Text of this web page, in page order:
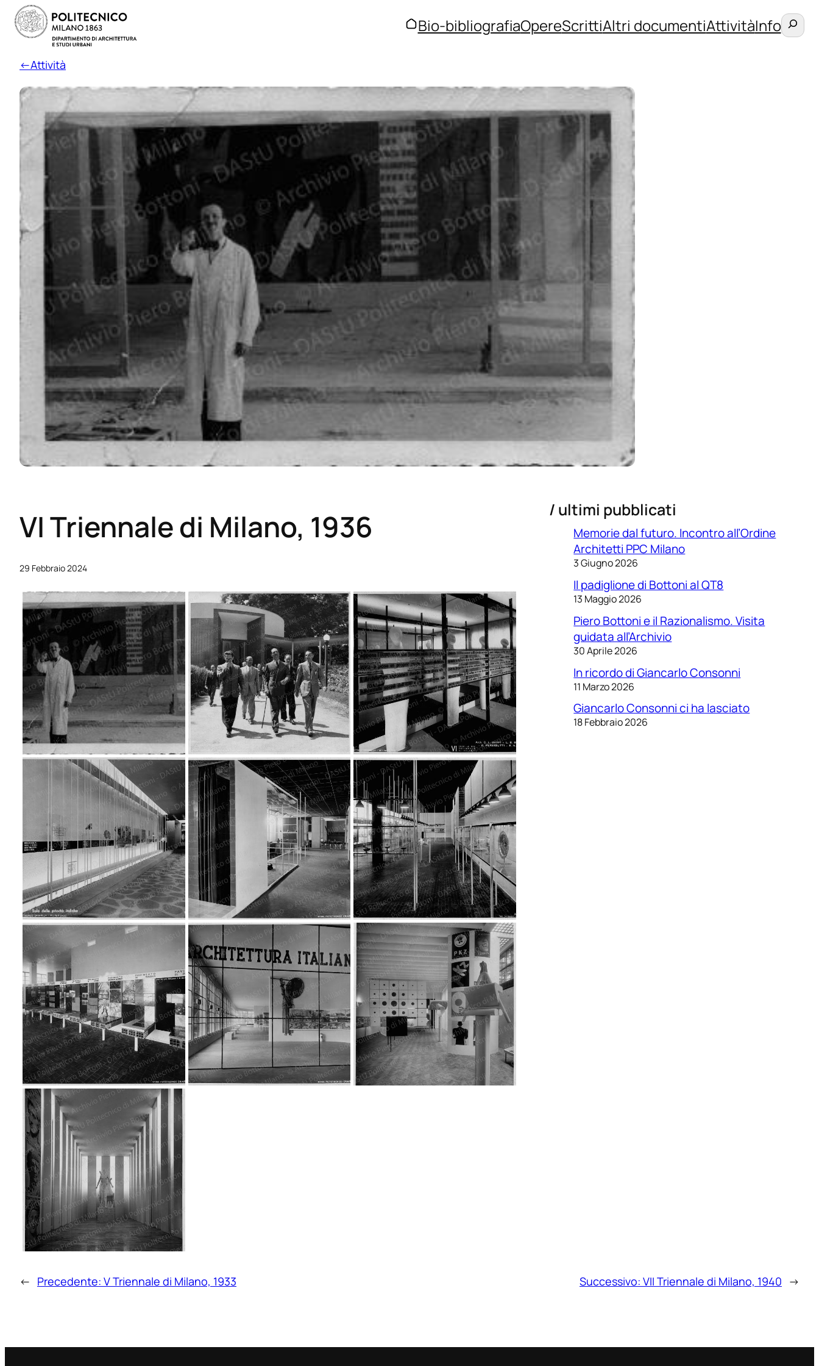
Bio-bibliografiaOpereScrittiAltri documentiAttivitàInfoCerca
←Attività
VI Triennale di Milano, 1936
29 Febbraio 2024
/ ultimi pubblicati
Memorie dal futuro. Incontro all’Ordine
Architetti PPC Milano
3 Giugno 2026
Il padiglione di Bottoni al QT8
13 Maggio 2026
Piero Bottoni e il Razionalismo. Visita
guidata all’Archivio
30 Aprile 2026
In ricordo di Giancarlo Consonni
11 Marzo 2026
Giancarlo Consonni ci ha lasciato
18 Febbraio 2026
← Precedente: V Triennale di Milano, 1933 Successivo: VII Triennale di Milano, 1940 →